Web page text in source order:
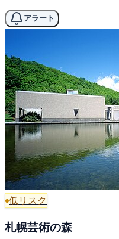
アラート
低リスク
札幌芸術の森